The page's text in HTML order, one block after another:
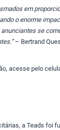
em
o enorme
se
– Bertrand
acesse pelo
a Teads foi